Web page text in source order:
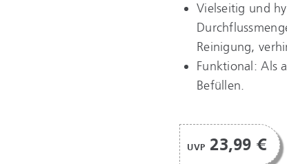
Vielseitig und
Reinigung,
Funktional: Als
Befüllen.
UVP 23,99 €